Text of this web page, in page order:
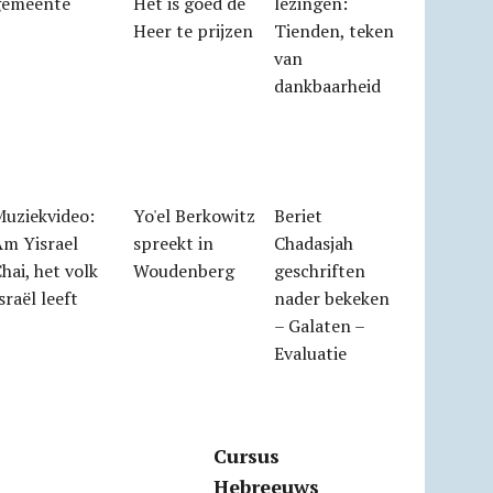
Heer te prijzen
Tienden, teken
van
dankbaarheid
Yisrael
het volk
leeft
Yo'el Berkowitz
spreekt in
Woudenberg
Beriet
Chadasjah
geschriften
nader bekeken
– Galaten –
Evaluatie
Cursus
Hebreeuws